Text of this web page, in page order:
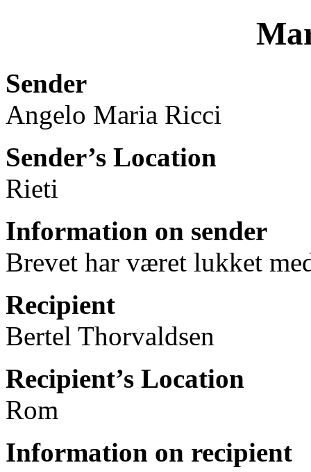
Sender
Angelo Maria Ricci
Sender’s Location
Rieti
Information on sender
Brevet har været lukket
Recipient
Bertel Thorvaldsen
Recipient’s Location
Rom
Information on recipient